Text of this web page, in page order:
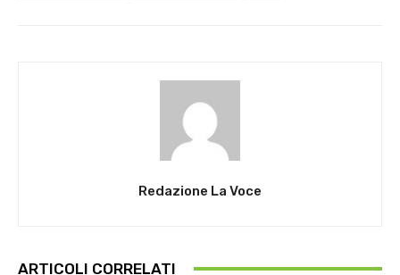
Redazione La Voce
ARTICOLI CORRELATI